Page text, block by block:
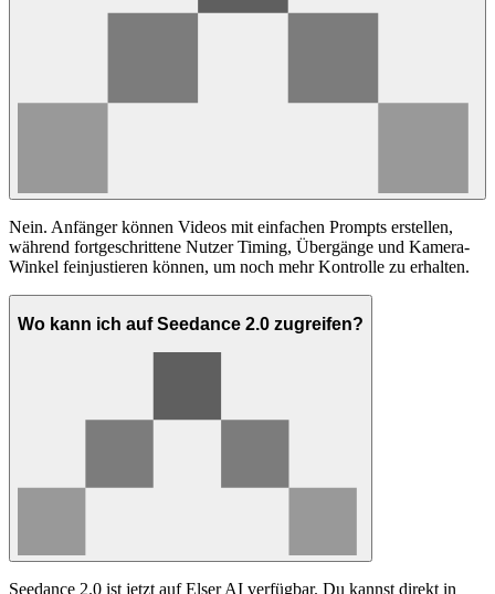
Nein. Anfänger können Videos mit einfachen Prompts erstellen,
während fortgeschrittene Nutzer Timing, Übergänge und Kamera-
Winkel feinjustieren können, um noch mehr Kontrolle zu erhalten.
Wo kann ich auf Seedance 2.0 zugreifen?
Seedance 2.0 ist jetzt auf Elser AI verfügbar. Du kannst direkt in